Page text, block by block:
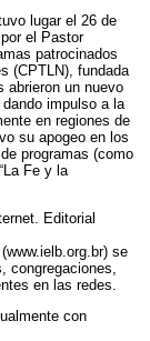
lugar el 26 de
el Pastor
patrocinados
(CPTLN), fundada
abrieron un nuevo
impulso a la
en regiones de
su apogeo en los
programas (como
Fe y la
Editorial
se
congregaciones,
en las redes.
con